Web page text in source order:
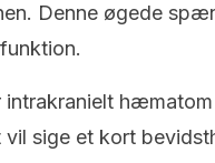
Denne øgede
intrakranielt
vil sige et kort